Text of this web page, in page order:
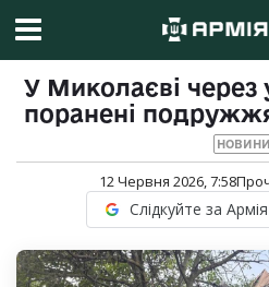
У Миколаєві через
поранені
НОВИНИ
12 Червня 2026, 7:58
Слідкуйте за